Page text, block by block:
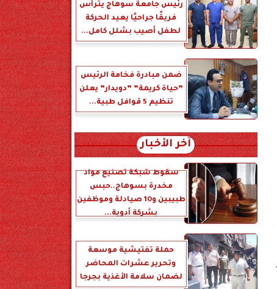
رئيس جامعة سوهاج يترأس
فريقًا جراحيًا يعيد الحركة
لطفل أصيب بشلل كامل...
ضمن مبادرة فخامة الرئيس
”حياة كريمة” ”دويدار” يعلن
تنظيم 5 قوافل طبية...
آخر الأخبار
سقوط شبكة تصنيع مواد
مخدرة بسوهاج..حبس
طبيبين و10 صيادلة وموظفين
بشركة أدوية...
حملة تفتيشية موسعة
وتحرير عشرات المحاضر
لضمان سلامة الأغذية بجرجا